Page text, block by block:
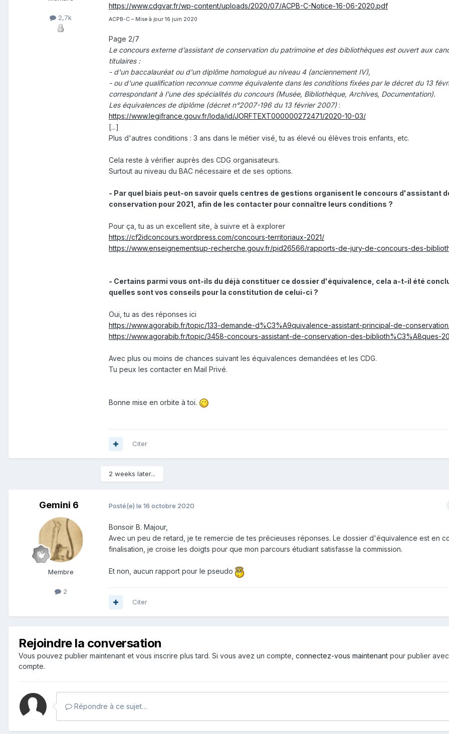
2,7k
https://www.cdgvar.fr/wp-content/uploads/2020/07/ACPB-C-Notice-16-06-2020.pdf
ACPB-C – Mise à jour 16 juin 2020
Page 2/7
Le concours externe d’assistant de conservation du patrimoine et des bibliothèques est ouvert aux
titulaires :
- d'un baccalauréat ou d'un diplôme homologué au niveau 4 (anciennement IV),
- ou d'une qualification reconnue comme équivalente dans les conditions fixées par le décret du 13
correspondant à l'une des spécialités du concours (Musée, Bibliothèque, Archives, Documentation).
Les équivalences de diplôme (décret n°2007-196 du 13 février 2007) :
https://www.legifrance.gouv.fr/loda/id/JORFTEXT000000272471/2020-10-03/
[...]
Plus d'autres conditions : 3 ans dans le métier visé, tu as élevé ou élèves trois enfants, etc.
Cela reste à vérifier auprès des CDG organisateurs.
Surtout au niveau du BAC nécessaire et de ses options.
- Par quel biais peut-on savoir quels centres de gestions organisent le concours d'assistant
conservation pour 2021, afin de les contacter pour connaître leurs conditions ?
Pour ça, tu as un excellent site, à suivre et à explorer
https://cf2idconcours.wordpress.com/concours-territoriaux-2021/
https://www.enseignementsup-recherche.gouv.fr/pid26566/rapports-de-jury-de-concours-des-
- Certains parmi vous ont-ils du déjà constituer ce dossier d'équivalence, cela a-t-il été
quelles sont vos conseils pour la constitution de celui-ci ?
Oui, tu as des réponses ici
https://www.agorabib.fr/topic/133-demande-d%C3%A9quivalence-assistant-principal-de-
https://www.agorabib.fr/topic/3458-concours-assistant-de-conservation-des-biblioth%C3%A8ques-
Avec plus ou moins de chances suivant les équivalences demandées et les CDG.
Tu peux les contacter en Mail Privé.
Bonne mise en orbite à toi.
Citer
2 weeks later...
Gemini 6
Membre
2
Posté(e) le 16 octobre 2020
Bonsoir B. Majour,
Avec un peu de retard, je te remercie de tes précieuses réponses. Le dossier d'équivalence est en
finalisation, je croise les doigts pour que mon parcours étudiant satisfasse la commission.
Et non, aucun rapport pour le pseudo
Citer
Rejoindre la conversation
Vous pouvez publier maintenant et vous inscrire plus tard. Si vous avez un compte, connectez-vous maintenant pour publier
compte.
Répondre à ce sujet…